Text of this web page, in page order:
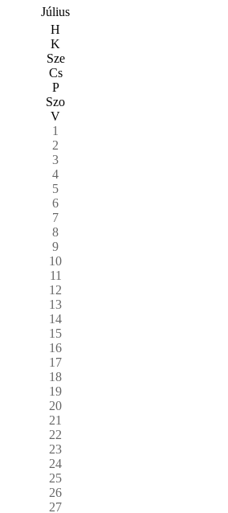
Július
H
K
Sze
Cs
P
Szo
V
1
2
3
4
5
6
7
8
9
10
11
12
13
14
15
16
17
18
19
20
21
22
23
24
25
26
27